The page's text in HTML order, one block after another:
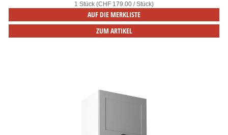
1 Stück (CHF 179.00 / Stück)
AUF DIE MERKLISTE
ZUM ARTIKEL